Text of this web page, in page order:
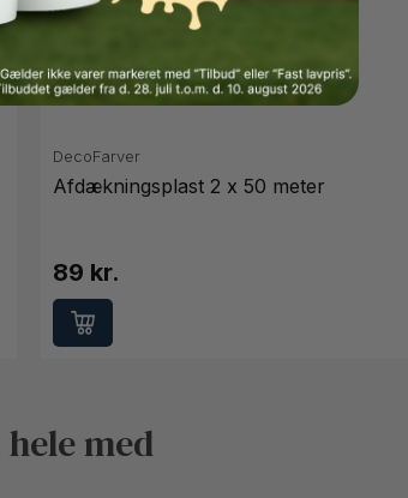
DecoFarver
Afdækningsplast 2 x 50 meter
89 kr.
hele med